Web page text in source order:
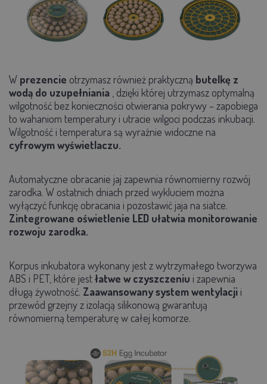
W prezencie otrzymasz również praktyczną butelkę z
wodą do uzupełniania , dzięki której utrzymasz optymalną
wilgotność bez konieczności otwierania pokrywy – zapobiega
to wahaniom temperatury i utracie wilgoci podczas inkubacji.
Wilgotność i temperatura są wyraźnie widoczne na
cyfrowym wyświetlaczu.
Automatyczne obracanie jaj zapewnia równomierny rozwój
zarodka. W ostatnich dniach przed wykluciem można
wyłączyć funkcję obracania i pozostawić jaja na siatce.
Zintegrowane oświetlenie LED ułatwia monitorowanie
rozwoju zarodka.
Korpus inkubatora wykonany jest z wytrzymałego tworzywa
ABS i PET, które jestłatwe w czyszczeniu i zapewnia
długą żywotność. Zaawansowany system wentylacji i
przewód grzejny z izolacją silikonową gwarantują
równomierną temperaturę w całej komorze.